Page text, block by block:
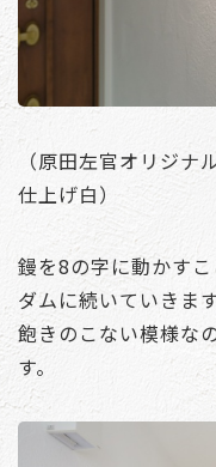
（原田左官オリジナ
仕上げ白）
鏝を8の字に動かす
ダムに続いていきます
飽きのこない模様な
す。